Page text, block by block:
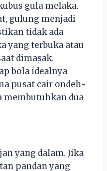
gula melaka.
gulung menjadi
tidak ada
yang terbuka atau
dimasak.
bola idealnya
pusat cair ondeh-
membutuhkan dua
yang dalam. Jika
pandan yang